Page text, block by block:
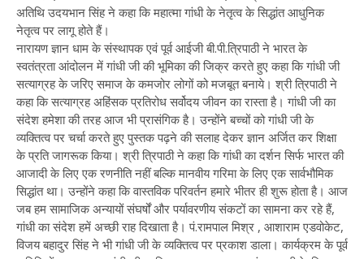
अतिथि उदयभान सिंह ने कहा कि महात्मा गांधी के नेतृत्व के सिद्धांत आधुनिक
नेतृत्व पर लागू होते हैं।
नारायण ज्ञान धाम के संस्थापक एवं पूर्व आईजी बी.पी.त्रिपाठी ने भारत के
स्वतंत्रता आंदोलन में गांधी जी की भूमिका की जिक्र करते हुए कहा कि गांधी जी
सत्याग्रह के जरिए समाज के कमजोर लोगों को मजबूत बनाये। श्री त्रिपाठी ने
कहा कि सत्याग्रह अहिंसक प्रतिरोध सर्वोदय जीवन का रास्ता है। गांधी जी का
संदेश हमेशा की तरह आज भी प्रासंगिक है। उन्होंने बच्चों को गांधी जी के
व्यक्तित्व पर चर्चा करते हुए पुस्तक पढ़ने की सलाह देकर ज्ञान अर्जित कर शिक्षा
के प्रति जागरूक किया। श्री त्रिपाठी ने कहा कि गांधी का दर्शन सिर्फ भारत की
आजादी के लिए एक रणनीति नहीं बल्कि मानवीय गरिमा के लिए एक सार्वभौमिक
सिद्धांत था। उन्होंने कहा कि वास्तविक परिवर्तन हमारे भीतर ही शुरू होता है। आज
जब हम सामाजिक अन्यायों संघर्षों और पर्यावरणीय संकटों का सामना कर रहे हैं,
गांधी का संदेश हमें अच्छी राह दिखाता है। पं.रामपाल मिश्र , आशाराम एडवोकेट,
विजय बहादुर सिंह ने भी गांधी जी के व्यक्तित्व पर प्रकाश डाला। कार्यक्रम के पूर्व